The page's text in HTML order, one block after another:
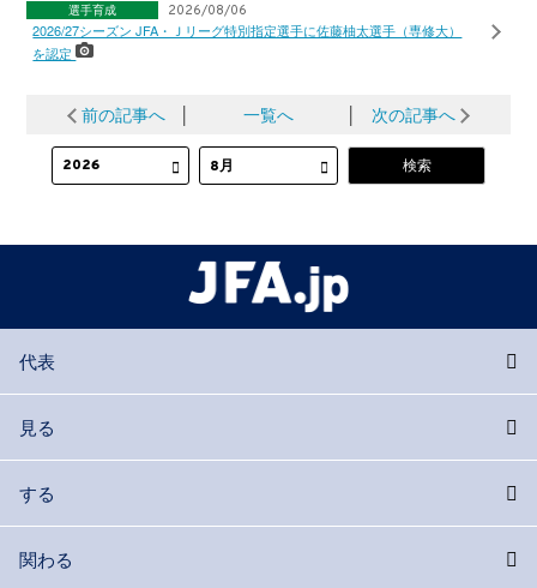
選手育成 2026/08/06
2026/27シーズン JFA・Ｊリーグ特別指定選手に佐藤柚太選手（専修大）
を認定
前の記事へ 一覧へ 次の記事へ
代表
見る
する
関わる